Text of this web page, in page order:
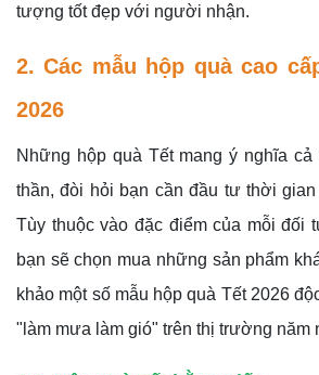
tượng tốt đẹp với người nhận.
2. Các mẫu hộp quà cao
2026
Những hộp quà Tết mang ý nghĩa cả
thần, đòi hỏi bạn cần đầu tư thời
Tùy thuộc vào đặc điểm của mỗi đối
bạn sẽ chọn mua những sản phẩm
khảo một số mẫu hộp quà Tết 2026
"làm mưa làm gió" trên thị trường năm